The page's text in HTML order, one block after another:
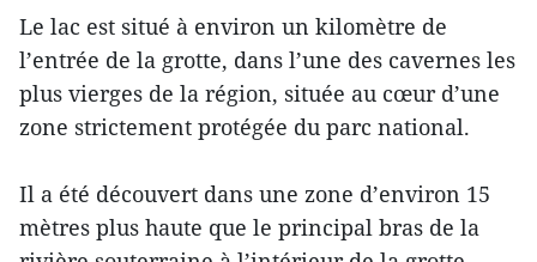
Le lac est situé à environ un kilomètre de
l’entrée de la grotte, dans l’une des cavernes les
plus vierges de la région, située au cœur d’une
zone strictement protégée du parc national.
Il a été découvert dans une zone d’environ 15
mètres plus haute que le principal bras de la